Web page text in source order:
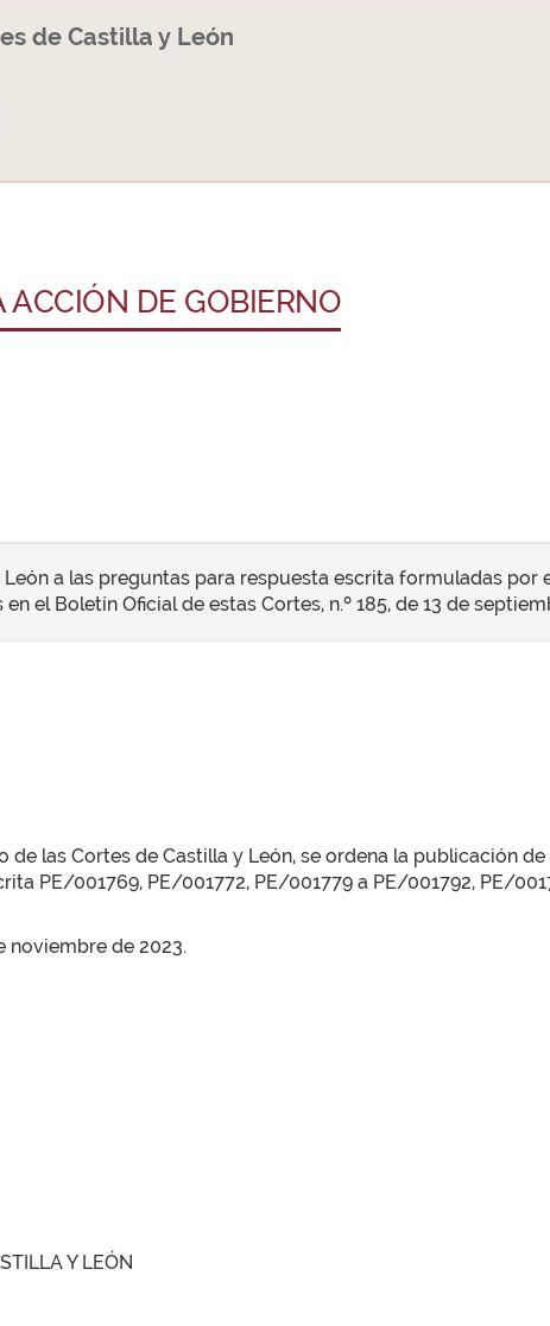
de Castilla y León
DE GOBIERNO
a las preguntas para respuesta escrita formuladas por
el Boletín Oficial de estas Cortes, n.º 185, de 13 de
las Cortes de Castilla y León, se ordena la publicación
PE/001769, PE/001772, PE/001779 a PE/001792, PE/
noviembre de 2023.
Y LEÓN